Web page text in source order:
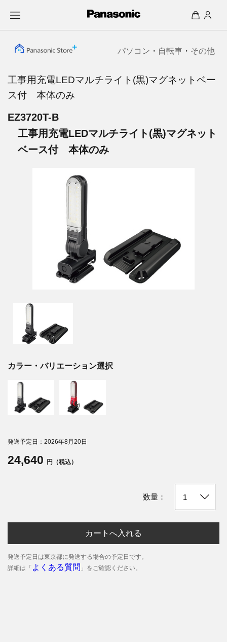
パソコン ・ 自転車 ・ その他
工事用充電LEDマルチライト(黒)マグネットベー
ス付 本体のみ
EZ3720T-B
工事用充電LEDマルチライト(黒)マグネット
ベース付 本体のみ
カラー・バリエーション選択
発送予定日：2026年8月20日
24,640 円（税込）
数量：
カートへ入れる
発送予定日は東京都に発送する場合の予定日です。
詳細は「 よくある質問 」をご確認ください。